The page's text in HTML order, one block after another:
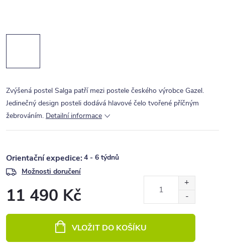
Zvýšená postel Salga patří mezi postele českého výrobce Gazel.
Jedinečný design posteli dodává hlavové čelo tvořené příčným
žebrováním. Detailní informace
4 - 6 týdnů
Možnosti doručení
11 490 Kč
VLOŽIT DO KOŠÍKU